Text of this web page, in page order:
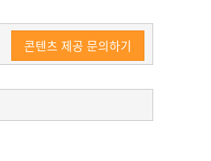
콘텐츠 제공 문의하기